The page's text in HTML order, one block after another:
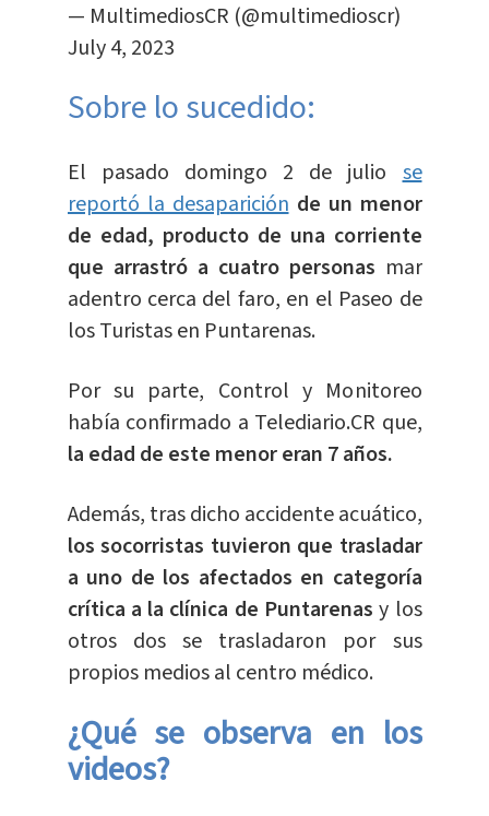
— MultimediosCR (@multimedioscr)
July 4, 2023
Sobre lo sucedido:
El pasado domingo 2 de juliose
reportó la desaparición de un menor
de edad, producto de una corriente
que arrastró a cuatro personas mar
adentro cerca del faro, en el Paseo de
los Turistas en Puntarenas.
Por su parte, Control y Monitoreo
había confirmado a Telediario.CR que,
la edad de este menor eran 7 años.
Además, tras dicho accidente acuático,
los socorristas tuvieron que trasladar
a uno de los afectados en categoría
crítica a la clínica de Puntarenasy los
otros dos se trasladaron por sus
propios medios al centro médico.
¿Qué se observa en los
videos?